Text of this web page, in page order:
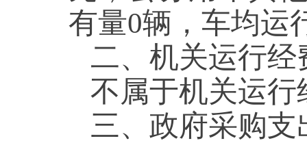
有量0辆，车均运
二、机关运行经
不属于机关运
三、政府采购支